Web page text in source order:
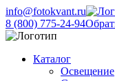
info@fotokvant.ru
8 (800) 775-24-94
Каталог
Освещение